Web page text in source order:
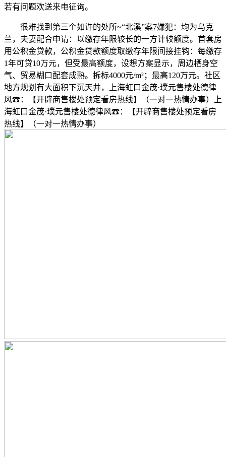
若有问题欢送来电征询。
很难找到第三个如许的处所~“北溪”案7嫌犯：均为乌克
兰，夫妻配合申请：以缴存年限较长的一方计较额度。首套房
用公积金贷款，公积金贷款额度取缴存年限间接挂钩：每缴存
1年可贷10万元，但受最高额度，设想方案显示，周边栖身空
气、贸易糊口配套成熟。拆标4000元/m²；最高120万元。社区
地方规划有大面积下沉天井，上海虹口金茂·璞元售楼处德律
风☎：【开辟商售楼处预定看房热线】（一对一热情办事）上
海虹口金茂·璞元售楼处德律风☎：【开辟商售楼处预定看房
热线】（一对一热情办事）